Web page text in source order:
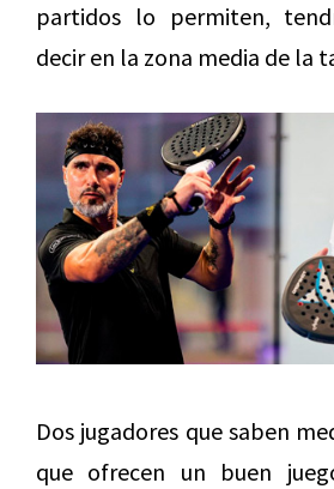
partidos lo permiten,
decir en la zona media de la
Dos jugadores que saben
que ofrecen un buen